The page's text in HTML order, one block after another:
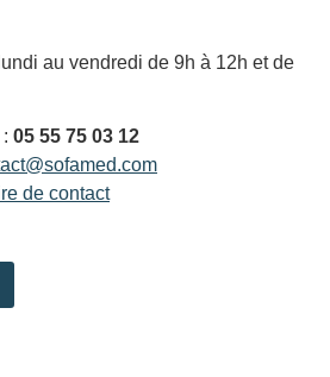
au vendredi de 9h à 12h et de
05 55 75 03 12
de contact